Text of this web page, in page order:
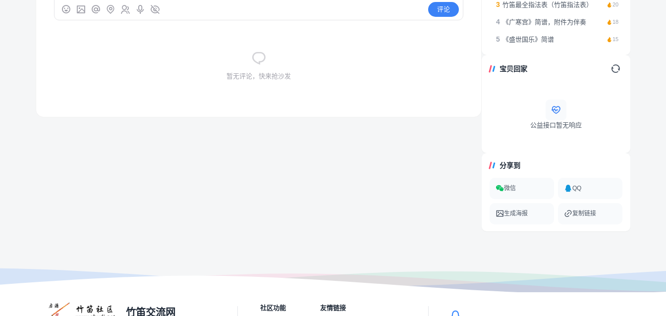
评论
暂无评论，快来抢沙发
3 竹笛最全指法表（竹笛指法表） 20
4 《广寒宫》简谱，附件为伴奏 18
5 《盛世国乐》简谱 15
宝贝回家
公益接口暂无响应
分享到
微信 QQ
生成海报 复制链接
竹笛交流网 社区功能 友情链接